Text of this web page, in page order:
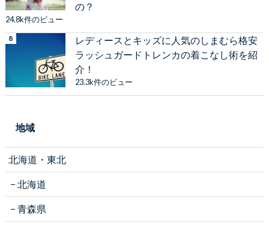
の？
24.8k件のビュー
レディースとキッズに人気のしまむら格安
ラッシュガードトレンカの着こなし術を紹
介！
23.3k件のビュー
地域
北海道・東北
北海道
青森県